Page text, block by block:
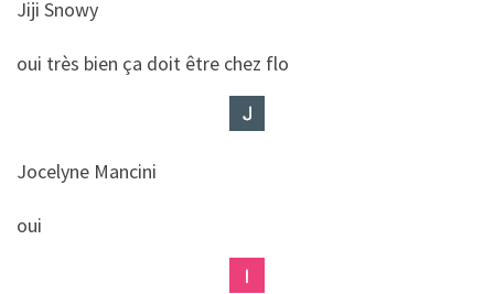
Jiji Snowy
​​oui très bien ça doit être chez flo
Jocelyne Mancini
​​oui